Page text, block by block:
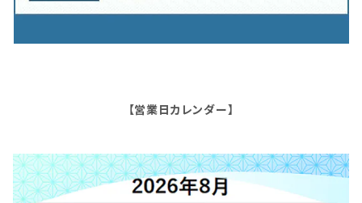
【営業日カレンダー】